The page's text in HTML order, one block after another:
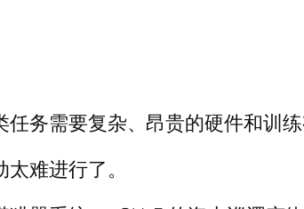
务需要复杂、昂贵的硬件和训练
难进行了。